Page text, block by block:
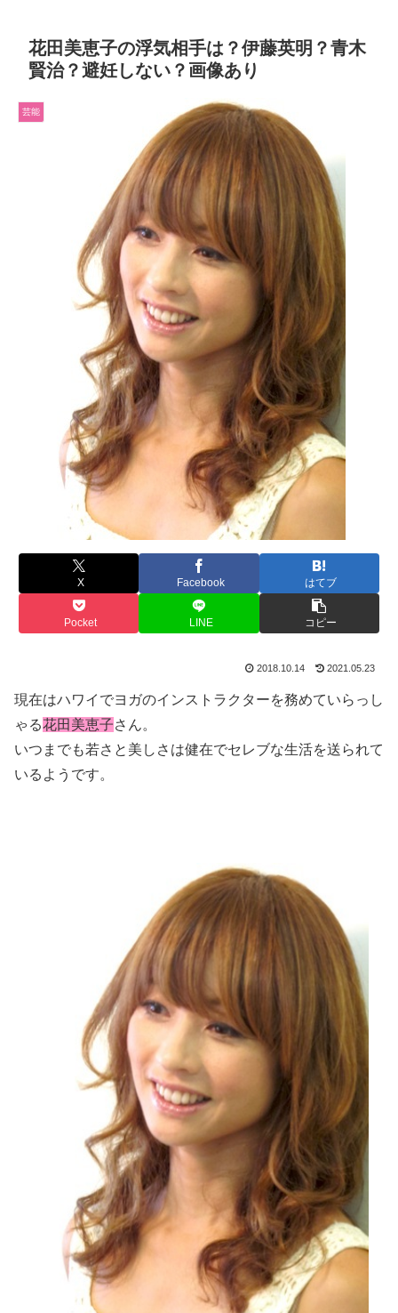
花田美恵子の浮気相手は？伊藤英明？青木
賢治？避妊しない？画像あり
芸能
X Facebook はてブ
Pocket LINE コピー
2018.10.14 2021.05.23
現在はハワイでヨガのインストラクターを務めていらっし
ゃる花田美恵子さん。
いつまでも若さと美しさは健在でセレブな生活を送られて
いるようです。